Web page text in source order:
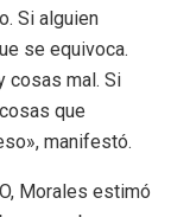
Si alguien
se equivoca.
cosas mal. Si
que
manifestó.
Morales estimó